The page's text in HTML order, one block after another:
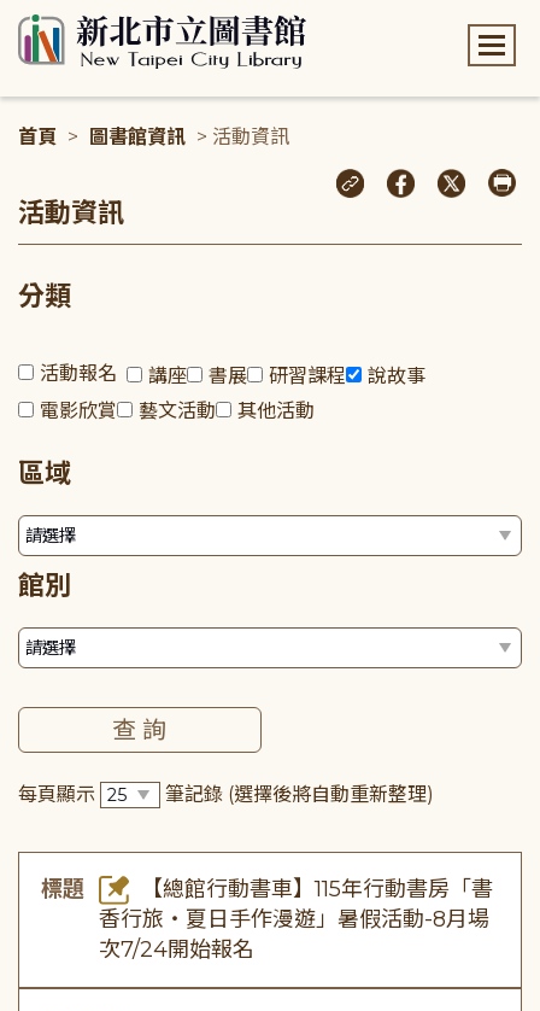
首頁 > 圖書館資訊 > 活動資訊
活動資訊
分類
活動報名 講座 書展 研習課程
說故事
電影欣賞
藝文活動 其他活動
區域
館別
每頁顯示 筆記錄 (選擇後將自動重新整理)
標題
【總館行動書車】115年行動書房「書
香行旅・夏日手作漫遊」暑假活動-8月場
次7/24開始報名